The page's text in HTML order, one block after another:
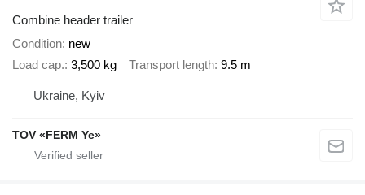
Combine header trailer
Condition new
Load cap. 3,500 kg Transport length 9.5 m
Ukraine, Kyiv
TOV «FERM Ye»